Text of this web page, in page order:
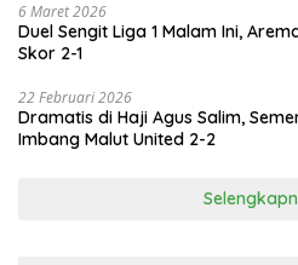
6 Maret 2026
Duel Sengit Liga 1 Malam Ini,
Skor 2-1
22 Februari 2026
Dramatis di Haji Agus Salim,
Imbang Malut United 2-2